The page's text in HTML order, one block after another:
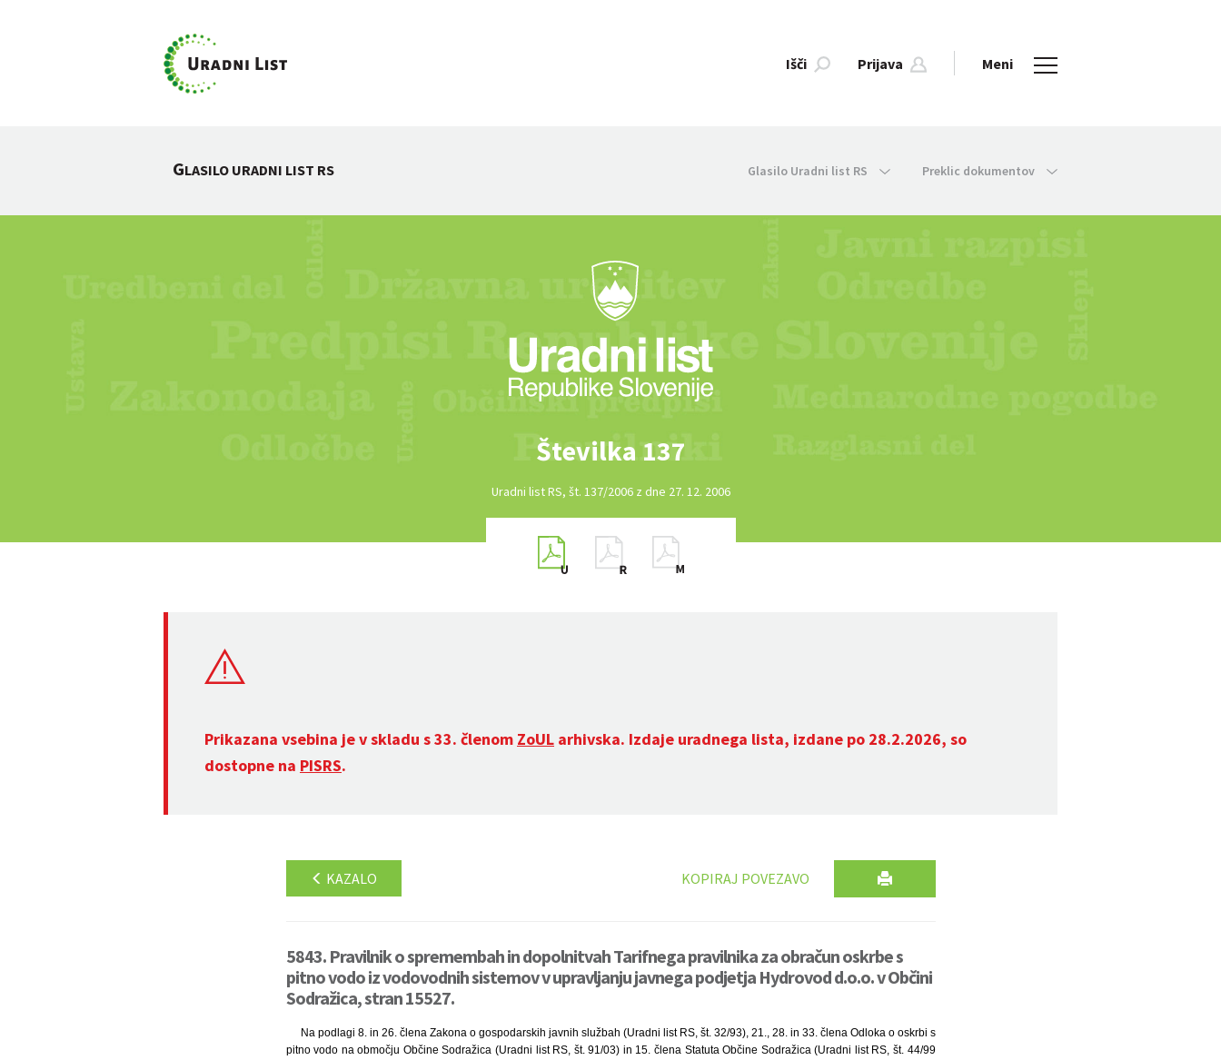
Išči Prijava Meni
GLASILO URADNI LIST RS Glasilo Uradni list RS Preklic dokumentov
Številka 137
Uradni list RS, št. 137/2006 z dne 27. 12. 2006
Prikazana vsebina je v skladu s 33. členom ZoUL arhivska. Izdaje uradnega lista, izdane po 28.2.2026, so
dostopne na PISRS.
KAZALO KOPIRAJ POVEZAVO
5843. Pravilnik o spremembah in dopolnitvah Tarifnega pravilnika za obračun oskrbe s
pitno vodo iz vodovodnih sistemov v upravljanju javnega podjetja Hydrovod d.o.o. v Občini
Sodražica, stran 15527.
Na podlagi 8. in 26. člena Zakona o gospodarskih javnih službah (Uradni list RS, št. 32/93), 21., 28. in 33. člena Odloka o oskrbi s
pitno vodo na območju Občine Sodražica (Uradni list RS, št. 91/03) in 15. člena Statuta Občine Sodražica (Uradni list RS, št. 44/99